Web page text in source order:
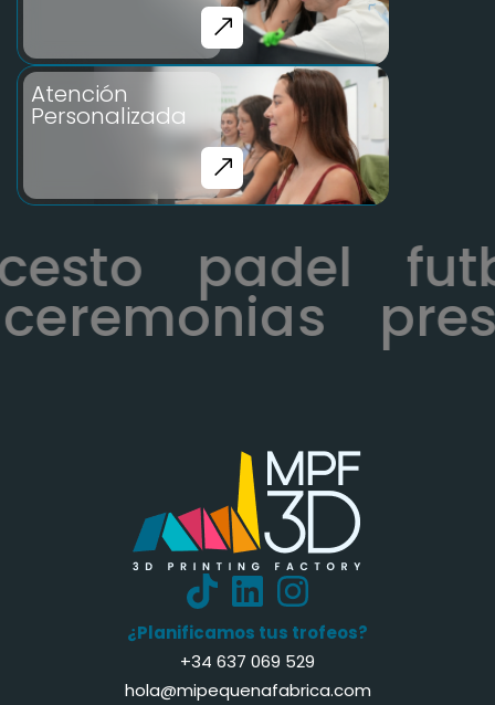
Atención
Personalizada
padel
¿Planificamos tus trofeos?
+34 637 069 529
hola@mipequenafabrica.com